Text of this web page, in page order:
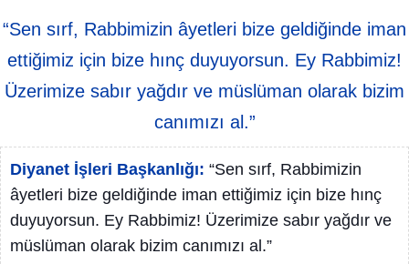
“Sen sırf, Rabbimizin âyetleri bize geldiğinde iman
ettiğimiz için bize hınç duyuyorsun. Ey Rabbimiz!
Üzerimize sabır yağdır ve müslüman olarak bizim
canımızı al.”
Diyanet İşleri Başkanlığı: “Sen sırf, Rabbimizin
âyetleri bize geldiğinde iman ettiğimiz için bize hınç
duyuyorsun. Ey Rabbimiz! Üzerimize sabır yağdır ve
müslüman olarak bizim canımızı al.”